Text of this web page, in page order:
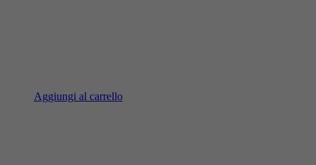
Aggiungi al carrello